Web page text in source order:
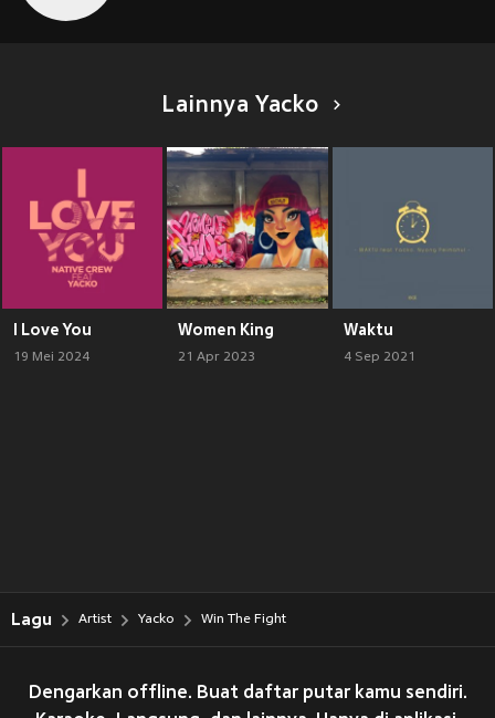
Lainnya Yacko
I Love You
19 Mei 2024
Women King
21 Apr 2023
Waktu
4 Sep 2021
Lagu Artist Yacko Win The Fight
Dengarkan offline. Buat daftar putar kamu sendiri.